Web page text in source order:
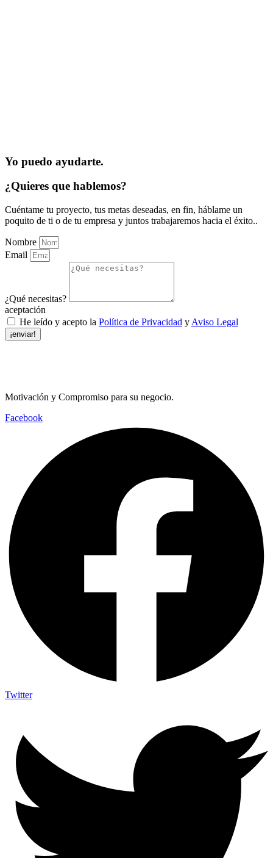
Yo puedo ayudarte.
¿Quieres que hablemos?
Cuéntame tu proyecto, tus metas deseadas, en fin, háblame un
poquito de ti o de tu empresa y juntos trabajaremos hacia el éxito..
Nombre
Email
¿Qué necesitas?
aceptación
He leído y acepto la Política de Privacidad y Aviso Legal
¡enviar!
Motivación y Compromiso para su negocio.
Facebook
Twitter